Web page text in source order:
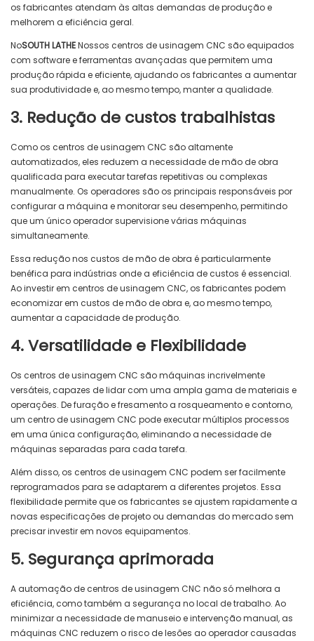
os fabricantes atendam às altas demandas de produção e
melhorem a eficiência geral.
NoSOUTH LATHENossos centros de usinagem CNC são equipados
com software e ferramentas avançadas que permitem uma
produção rápida e eficiente, ajudando os fabricantes a aumentar
sua produtividade e, ao mesmo tempo, manter a qualidade.
3. Redução de custos trabalhistas
Como os centros de usinagem CNC são altamente
automatizados, eles reduzem a necessidade de mão de obra
qualificada para executar tarefas repetitivas ou complexas
manualmente. Os operadores são os principais responsáveis ​​por
configurar a máquina e monitorar seu desempenho, permitindo
que um único operador supervisione várias máquinas
simultaneamente.
Essa redução nos custos de mão de obra é particularmente
benéfica para indústrias onde a eficiência de custos é essencial.
Ao investir em centros de usinagem CNC, os fabricantes podem
economizar em custos de mão de obra e, ao mesmo tempo,
aumentar a capacidade de produção.
4. Versatilidade e Flexibilidade
Os centros de usinagem CNC são máquinas incrivelmente
versáteis, capazes de lidar com uma ampla gama de materiais e
operações. De furação e fresamento a rosqueamento e contorno,
um centro de usinagem CNC pode executar múltiplos processos
em uma única configuração, eliminando a necessidade de
máquinas separadas para cada tarefa.
Além disso, os centros de usinagem CNC podem ser facilmente
reprogramados para se adaptarem a diferentes projetos. Essa
flexibilidade permite que os fabricantes se ajustem rapidamente a
novas especificações de projeto ou demandas do mercado sem
precisar investir em novos equipamentos.
5. Segurança aprimorada
A automação de centros de usinagem CNC não só melhora a
eficiência, como também a segurança no local de trabalho. Ao
minimizar a necessidade de manuseio e intervenção manual, as
máquinas CNC reduzem o risco de lesões ao operador causadas